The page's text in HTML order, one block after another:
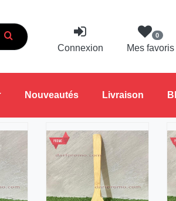
Connexion
0
Mes favoris
Nouveautés Livraison